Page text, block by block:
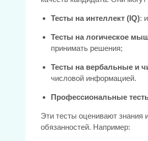
Тесты на интеллект (IQ):
Тесты на логическое
принимать решения;
Тесты на вербальные и
числовой информацией.
Профессиональные
Эти тесты оценивают знания
обязанностей. Например: